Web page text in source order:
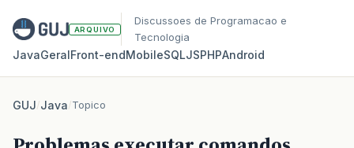
ARQUIVO
Discussoes de Programacao e
Tecnologia
JavaGeralFront‑endMobileSQLJSPHPAndroid
GUJ/Java/Topico